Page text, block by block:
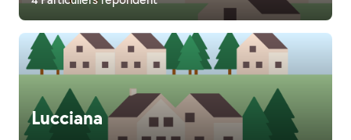
Lucciana